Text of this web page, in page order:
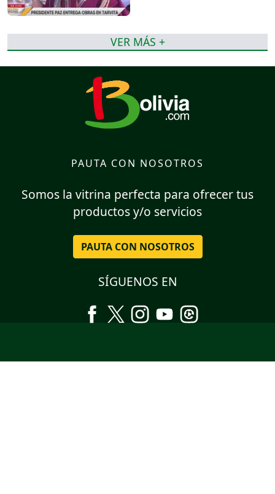
VER MÁS +
PAUTA CON NOSOTROS
Somos la vitrina perfecta para ofrecer tus
productos y/o servicios
PAUTA CON NOSOTROS
SÍGUENOS EN